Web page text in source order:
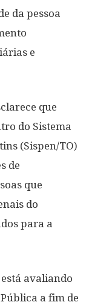
da pessoa
e
que
do Sistema
(Sispen/TO)
de
que
do
para a
avaliando
a fim de